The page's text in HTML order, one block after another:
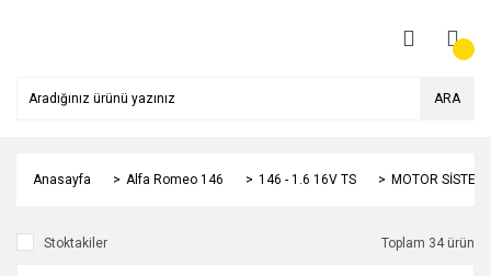
ARA
Anasayfa Alfa Romeo 146 146 - 1.6 16V TS MOTOR SİSTEMİ
Stoktakiler Toplam 34 ürün